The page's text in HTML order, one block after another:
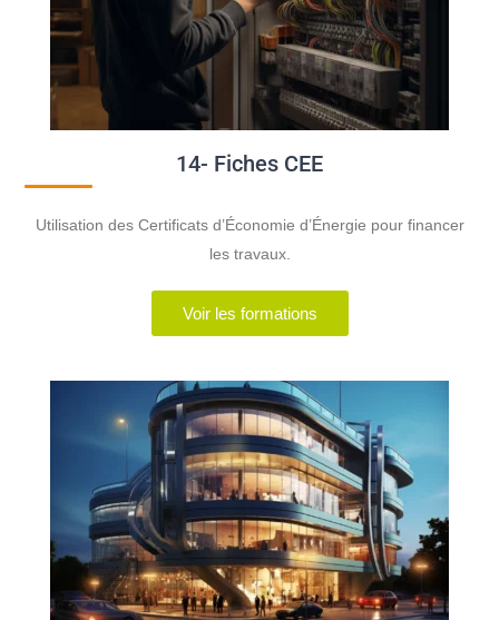
14- Fiches CEE
Utilisation des Certificats d’Économie d’Énergie pour financer
les travaux.
Voir les formations